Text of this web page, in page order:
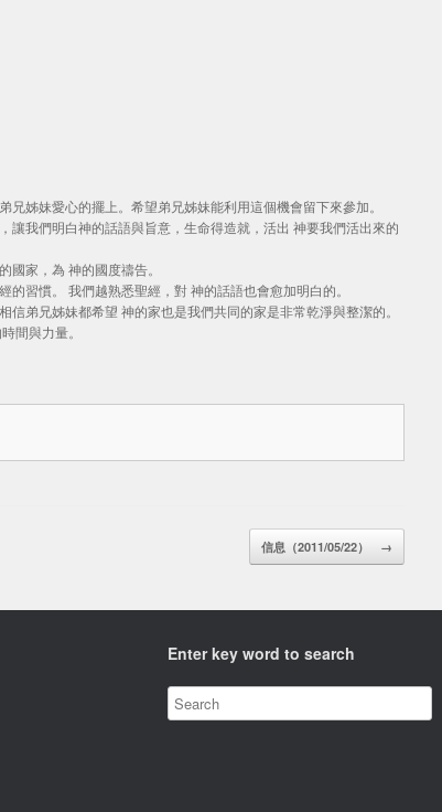
姊妹愛心的擺上。希望弟兄姊妹能利用這個機會留下來參加。
我們明白神的話語與旨意，生命得造就，活出 神要我們活出來的
家，為 神的國度禱告。
習慣。 我們越熟悉聖經，對 神的話語也會愈加明白的。
弟兄姊妹都希望 神的家也是我們共同的家是非常乾淨與整潔的。
間與力量。
信息（2011/05/22） →
Enter key word to search